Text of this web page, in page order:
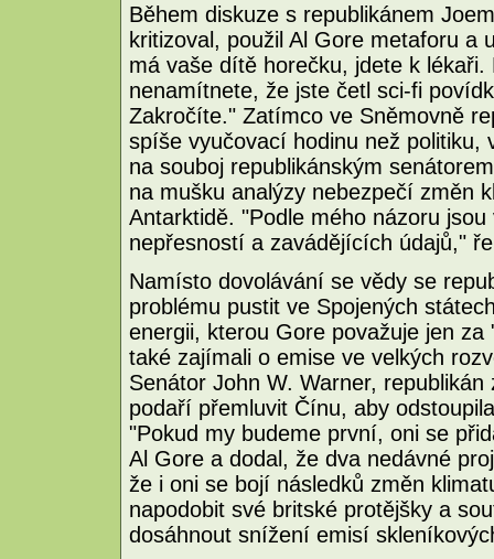
Během diskuze s republikánem
kritizoval, použil Al Gore metaforu a
má vaše dítě horečku, jdete k
nenamítnete, že jste četl sci-fi
Zakročíte." Zatímco ve Sněmovně
spíše vyučovací hodinu než politiku,
na souboj republikánským
na mušku analýzy nebezpečí změn
Antarktidě. "Podle mého názoru
nepřesností a zavádějících údajů,"
Namísto dovolávání se vědy se
problému pustit ve Spojených
energii, kterou Gore považuje jen
také zajímali o emise ve velkých
Senátor John W. Warner,
podaří přemluvit Čínu, aby
"Pokud my budeme první, oni se
Al Gore a dodal, že dva nedávné
že i oni se bojí následků změn
napodobit své britské protějšky a
dosáhnout snížení emisí